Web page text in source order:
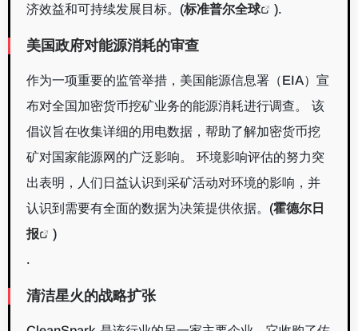
济效益和可持续发展目标。 (标准普尔全球 ).
美国政府对能源消耗的审查
作为一项重要的监管举措，美国能源信息署（EIA）宣
布对全国加密货币挖矿业务的能源消耗进行调查。 该
倡议旨在收集详细的用电数据，帮助了解加密货币挖
矿对国家能源网的广泛影响。 环境影响评估的努力突
出表明，人们日益认识到采矿活动对环境的影响，并
认识到需要有全面的数据为决策提供依据。 (霍德尔日
报
)
.
清洁星火的战略扩张